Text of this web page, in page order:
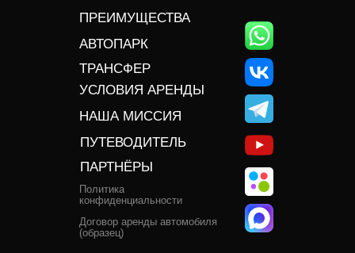
ПРЕИМУЩЕСТВА
ТРАНСФЕР
АВТОПАРК
УСЛОВИЯ АРЕНДЫ
ПУТЕВОДИТЕЛЬ
НАША МИССИЯ
Политика
конфиденциальности
Договор аренды автомобиля
(образец)
ПАРТНЁРЫ